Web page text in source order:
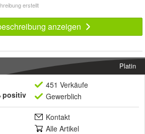
erstellt
anzeigen
Platin
positiv
451 Verkäufe
Gewerblich
Kontakt
Alle Artikel